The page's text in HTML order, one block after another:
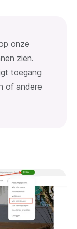
onze
zien.
toegang
of andere